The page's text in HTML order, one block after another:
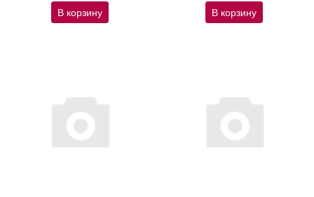
В корзину В корзину